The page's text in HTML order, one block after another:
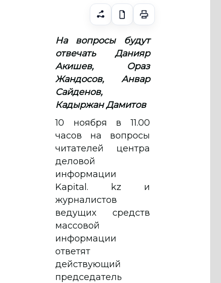
На вопросы будут
отвечать Данияр
Акишев, Ораз
Жандосов, Анвар
Сайденов,
Кадыржан Дамитов
10 ноября в 11.00
часов на вопросы
читателей центра
деловой
информации
Kapital. kz и
журналистов
ведущих средств
массовой
информации
ответят
действующий
председатель